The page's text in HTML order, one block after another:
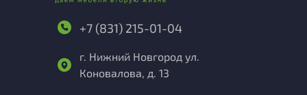
+7 (831) 215-01-04
г. Нижний Новгород ул.
Коновалова, д. 13